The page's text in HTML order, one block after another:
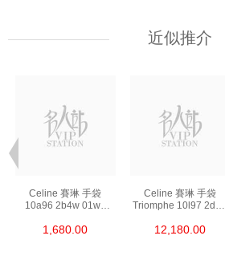
近似推介
Celine 賽琳 手袋
10a96 2b4w 01wb
Pouch
1,680.00
Celine 賽琳 手袋
Triomphe 10l97 2dqb
12,180.00